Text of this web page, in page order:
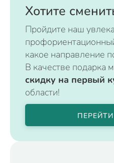
Хотите
Пройдите наш
какое направление
В качестве подарка
скидку на первый
области!